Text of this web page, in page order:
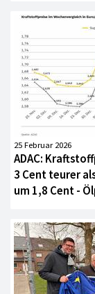
25 Februar 2026
ADAC:
3 Cent teurer
um 1,8 Cent -